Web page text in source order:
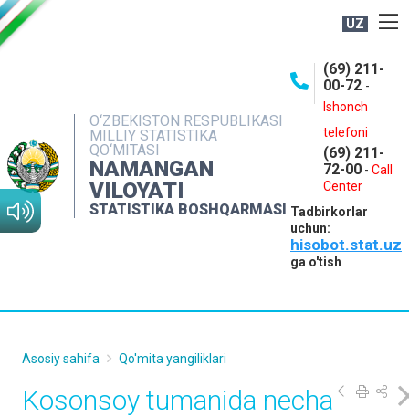
UZ
O‘ZBEKISTON RESPUBLIKASI
MILLIY STATISTIKA
QO‘MITASI
NAMANGAN
VILOYATI
STATISTIKA BOSHQARMASI
(69) 211-
00-72 -
Ishonch
telefoni
(69) 211-
72-00 - Call
Center
Tadbirkorlar
uchun:
hisobot.stat.uz
ga o'tish
NASHRLAR
INTERAKTIV XIZMATLAR
MATBUOT XIZMATI
MUROJAATLAR
Asosiy sahifa Qo'mita yangiliklari
Kosonsoy tumanida necha